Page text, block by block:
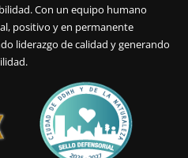
Con un equipo humano
positivo y en permanente
liderazgo de calidad y generando